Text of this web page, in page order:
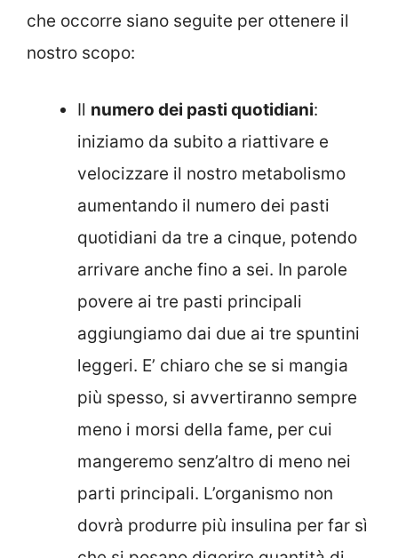
che occorre siano seguite per ottenere il
nostro scopo:
Il numero dei pasti quotidiani:
iniziamo da subito a riattivare e
velocizzare il nostro metabolismo
aumentando il numero dei pasti
quotidiani da tre a cinque, potendo
arrivare anche fino a sei. In parole
povere ai tre pasti principali
aggiungiamo dai due ai tre spuntini
leggeri. E’ chiaro che se si mangia
più spesso, si avvertiranno sempre
meno i morsi della fame, per cui
mangeremo senz’altro di meno nei
parti principali. L’organismo non
dovrà produrre più insulina per far sì